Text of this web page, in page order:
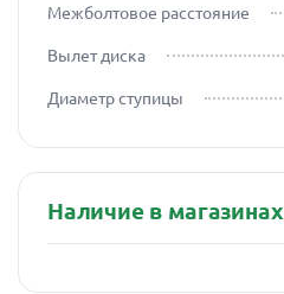
Межболтовое расстояние
Вылет диска
Диаметр ступицы
Наличие в магазинах